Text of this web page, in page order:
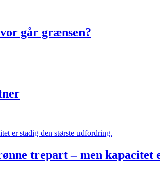
går grænsen?
trepart – men kapacitet